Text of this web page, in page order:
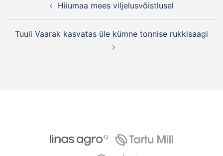
navigationHiiumaa mees viljelusvõistlusel
Tuuli Vaarak kasvatas üle kümne tonnise rukkisaagi